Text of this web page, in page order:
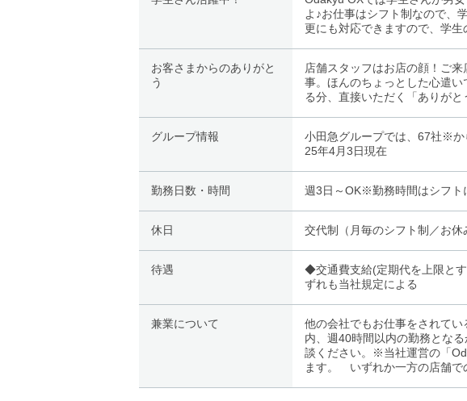
よ♪お仕事はシフト制なので、
更にも対応できますので、学生
お客さまからのありがと
う
店舗スタッフはお店の顔！ご
事。ほんのちょっとした心遣
る分、直接いただく「ありが
グループ情報
小田急グループでは、67社※
25年4月3日現在
勤務日数・時間 週3日～OK※勤務時間はシフト
休日 交代制（月毎のシフト制／お休
待遇
◆交通費支給(定期代を上限と
ずれも当社規定による
兼業について
他の会社でもお仕事をされて
内、週40時間以内の勤務とな
談ください。※当社運営の「
ます。 いずれか一方の店舗で